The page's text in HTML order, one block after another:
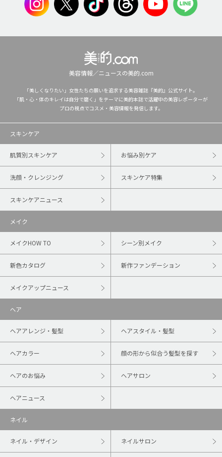
美容情報／ニュースの美的.com
「美しくなりたい」女性たちの願いを追求する美容雑誌『美的』公式サイト。
「肌・心・体のキレイは自分で磨く」をテーマに美的本誌で活躍中の美容レポーターが
プロの視点でコスメ・美容情報を発信します。
スキンケア
肌質別スキンケア お悩み別ケア
洗顔・クレンジング スキンケア特集
スキンケアニュース
メイク
メイクHOW TO シーン別メイク
新色カタログ 新作ファンデーション
メイクアップニュース
ヘア
ヘアアレンジ・髪型 ヘアスタイル・髪型
ヘアカラー 顔の形から似合う髪型を探す
ヘアのお悩み ヘアサロン
ヘアニュース
ネイル
ネイル・デザイン ネイルサロン